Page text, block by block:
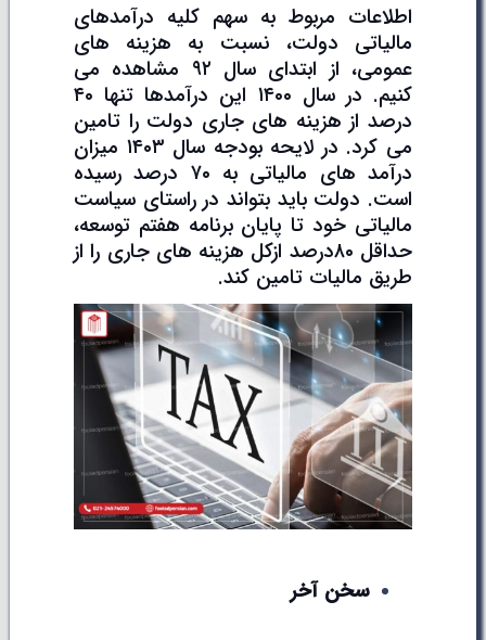
اطلاعات مربوط به سهم کلیه درآمدهای
مالیاتی دولت، نسبت به هزینه های
عمومی، از ابتدای سال ۹۲ مشاهده می
کنیم. در سال ۱۴۰۰ این درآمدها تنها ۴۰
درصد از هزینه های جاری دولت را تامین
می کرد. در لایحه بودجه سال ۱۴۰۳ میزان
درآمد های مالیاتی به ۷۰ درصد رسیده
است. دولت باید بتواند در راستای سیاست
مالیاتی خود تا پایان برنامه هفتم توسعه،
حداقل ۸۰درصد ازکل هزینه های جاری را از
طریق مالیات تامین کند.
سخن آخر